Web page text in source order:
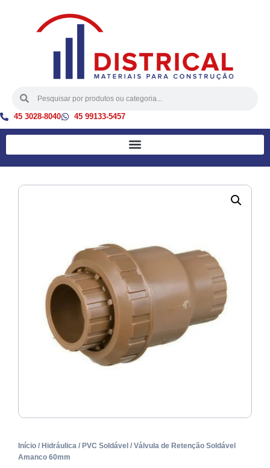
45 3028-8040 45 99133-5457
Início / Hidráulica / PVC Soldável / Válvula de Retenção Soldável
Amanco 60mm